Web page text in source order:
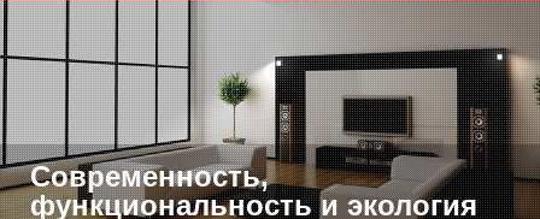
Современность,
функциональность и экология